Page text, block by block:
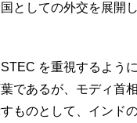
としての外交を展開
を重視するよう
であるが、モディ首
ものとして、インド